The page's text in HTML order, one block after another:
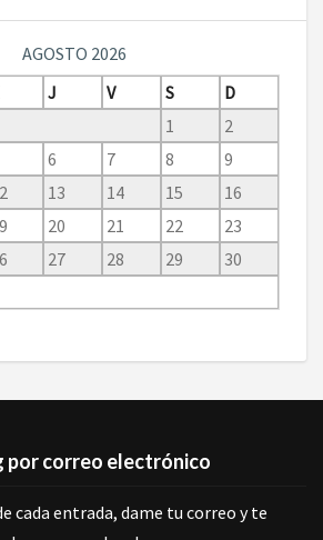
AGOSTO 2026
J V S
D
1
2
6 7 8
9
13 14 15
16
20 21 22
23
27 28 29
30
por correo electrónico
cada entrada, dame tu correo y te